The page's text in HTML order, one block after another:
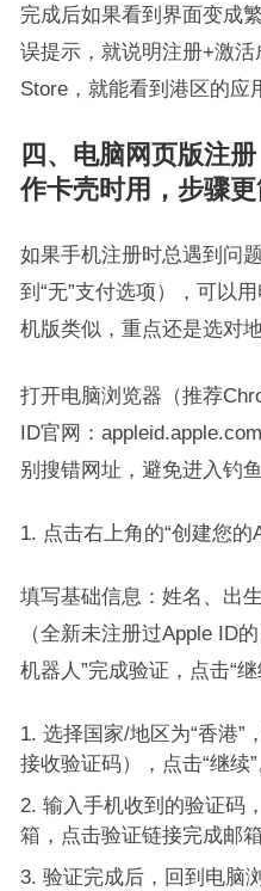
完成后如果看到界面变成
误提示，就说明注册+激
Store，就能看到港区的应
四、电脑网页版注
作卡壳时用，步骤更
如果手机注册时总遇到问
到“无”支付选项），可以
机版类似，重点还是选对
打开电脑浏览器（推荐
ID官网：
别搜错网址，避免进入钓鱼
点击右上角的“创建您的
填写基础信息：姓名、出
（全新未注册过Apple ID
机器人”完成验证，点击“继
选择国家/地区为“香港”
接收验证码），点击“继续”
输入手机收到的验证码
箱，点击验证链接完成邮箱
验证完成后，回到电脑